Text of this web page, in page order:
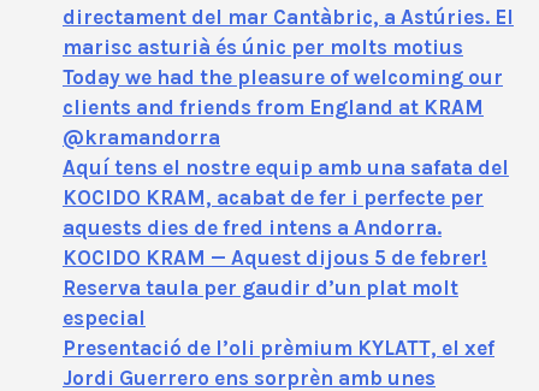
directament del mar Cantàbric, a Astúries. El
marisc asturià és únic per molts motius
Today we had the pleasure of welcoming our
clients and friends from England at KRAM
@kramandorra
Aquí tens el nostre equip amb una safata del
KOCIDO KRAM, acabat de fer i perfecte per
aquests dies de fred intens a Andorra.
KOCIDO KRAM — Aquest dijous 5 de febrer!
Reserva taula per gaudir d’un plat molt
especial
Presentació de l’oli prèmium KYLATT, el xef
Jordi Guerrero ens sorprèn amb unes